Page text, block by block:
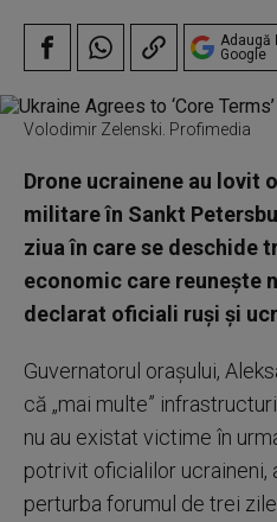
Adaugă
Google
Volodimir Zelenski. Profimedia
Drone ucrainene au lovit
militare în Sankt
ziua în care se deschide
economic care reuneşte
declarat oficiali ruşi şi
Guvernatorul oraşului,
că „mai multe”
nu au existat victime în
potrivit oficialilor ucraineni,
perturba forumul de trei